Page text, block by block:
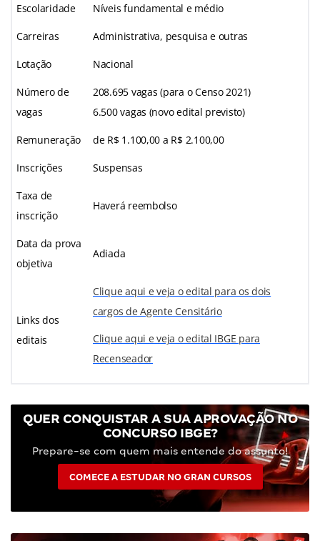
Escolaridade Níveis fundamental e médio
Carreiras Administrativa, pesquisa e outras
Lotação Nacional
Número de
vagas
208.695 vagas (para o Censo 2021)
6.500 vagas (novo edital previsto)
Remuneração de R$ 1.100,00 a R$ 2.100,00
Inscrições Suspensas
Taxa de
inscrição
Haverá reembolso
Data da prova
objetiva
Adiada
Links dos
editais
Clique aqui e veja o edital para os dois
cargos de Agente Censitário
Clique aqui e veja o edital IBGE para
Recenseador
QUER CONQUISTAR A SUA APROVAÇÃO NO
CONCURSO IBGE?
Prepare-se com quem mais entende do assunto!
COMECE A ESTUDAR NO GRAN CURSOS